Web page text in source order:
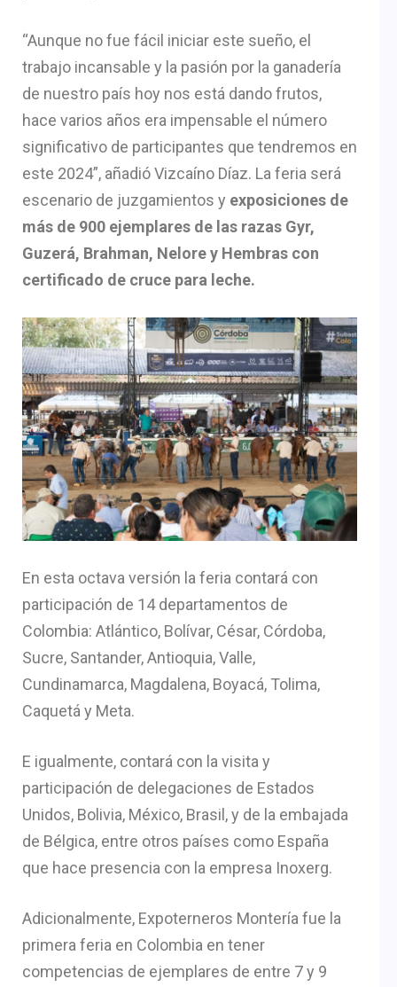
“Aunque no fue fácil iniciar este sueño, el
trabajo incansable y la pasión por la ganadería
de nuestro país hoy nos está dando frutos,
hace varios años era impensable el número
significativo de participantes que tendremos en
este 2024”, añadió Vizcaíno Díaz. La feria será
escenario de juzgamientos y exposiciones de
más de 900 ejemplares de las razas Gyr,
Guzerá, Brahman, Nelore y Hembras con
certificado de cruce para leche.
En esta octava versión la feria contará con
participación de 14 departamentos de
Colombia: Atlántico, Bolívar, César, Córdoba,
Sucre, Santander, Antioquia, Valle,
Cundinamarca, Magdalena, Boyacá, Tolima,
Caquetá y Meta.
E igualmente, contará con la visita y
participación de delegaciones de Estados
Unidos, Bolivia, México, Brasil, y de la embajada
de Bélgica, entre otros países como España
que hace presencia con la empresa Inoxerg.
Adicionalmente, Expoterneros Montería fue la
primera feria en Colombia en tener
competencias de ejemplares de entre 7 y 9